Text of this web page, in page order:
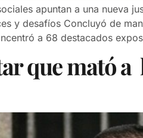
apuntan a una nueva
y desafíos Concluyó de
a 68 destacados
que mató